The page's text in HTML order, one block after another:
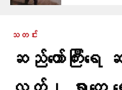
သတင်း
ဆည်တော်ကြီး